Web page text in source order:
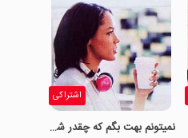
اشتراکی
نمیتونم بهت بگم که چقدر شرمنده هستم.